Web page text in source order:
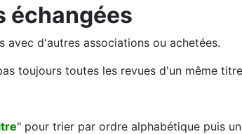
échangées
avec d'autres associations ou achetées.
toujours toutes les revues d'un même
" pour trier par ordre alphabétique puis